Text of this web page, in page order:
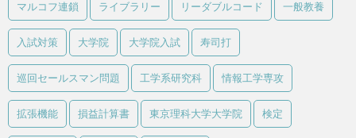
マルコフ連鎖 ライブラリー リーダブルコード 一般教養
入試対策 大学院 大学院入試 寿司打
巡回セールスマン問題 工学系研究科 情報工学専攻
拡張機能 損益計算書 東京理科大学大学院 検定